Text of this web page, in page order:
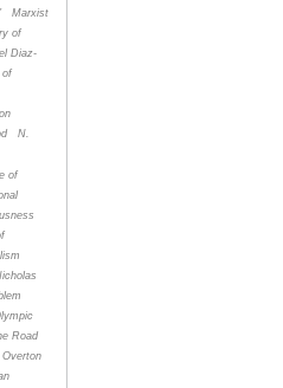
Marxist
of
Diaz-
of
N.
of
Road
Overton